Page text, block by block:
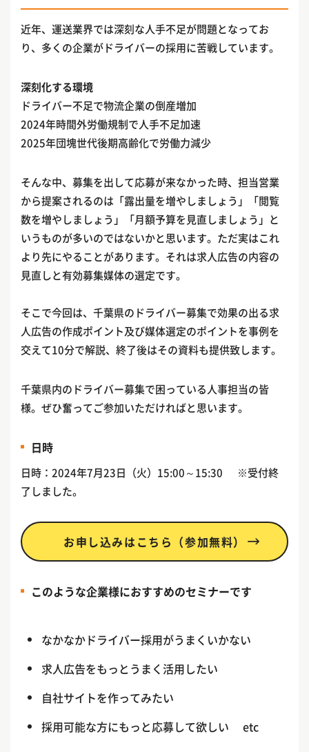
近年、運送業界では深刻な人手不足が問題となってお
り、多くの企業がドライバーの採用に苦戦しています。
深刻化する環境
ドライバー不足で物流企業の倒産増加
2024年時間外労働規制で人手不足加速
2025年団塊世代後期高齢化で労働力減少
そんな中、募集を出して応募が来なかった時、担当営業
から提案されるのは「露出量を増やしましょう」「閲覧
数を増やしましょう」「月額予算を見直しましょう」と
いうものが多いのではないかと思います。ただ実はこれ
より先にやることがあります。それは求人広告の内容の
見直しと有効募集媒体の選定です。
そこで今回は、千葉県のドライバー募集で効果の出る求
人広告の作成ポイント及び媒体選定のポイントを事例を
交えて10分で解説、終了後はその資料も提供致します。
千葉県内のドライバー募集で困っている人事担当の皆
様。ぜひ奮ってご参加いただければと思います。
日時
日時：2024年7月23日（火）15:00～15:30 ※受付終
了しました。
お申し込みはこちら（参加無料）
このような企業様におすすめのセミナーです
なかなかドライバー採用がうまくいかない
求人広告をもっとうまく活用したい
自社サイトを作ってみたい
採用可能な方にもっと応募して欲しい etc